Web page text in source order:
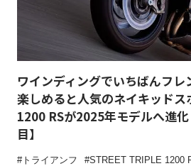
ワインディングでいちばんフ
楽しめると人気のネイキッド
1200 RSが2025年モデルへ進
目】
トライアンフ STREET TRIPLE 1200